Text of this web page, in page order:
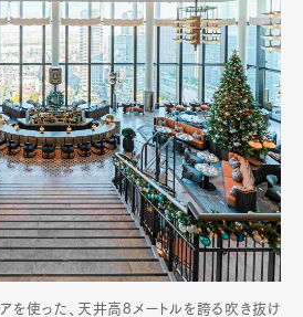
を使った、天井高8メートルを誇る吹き抜け